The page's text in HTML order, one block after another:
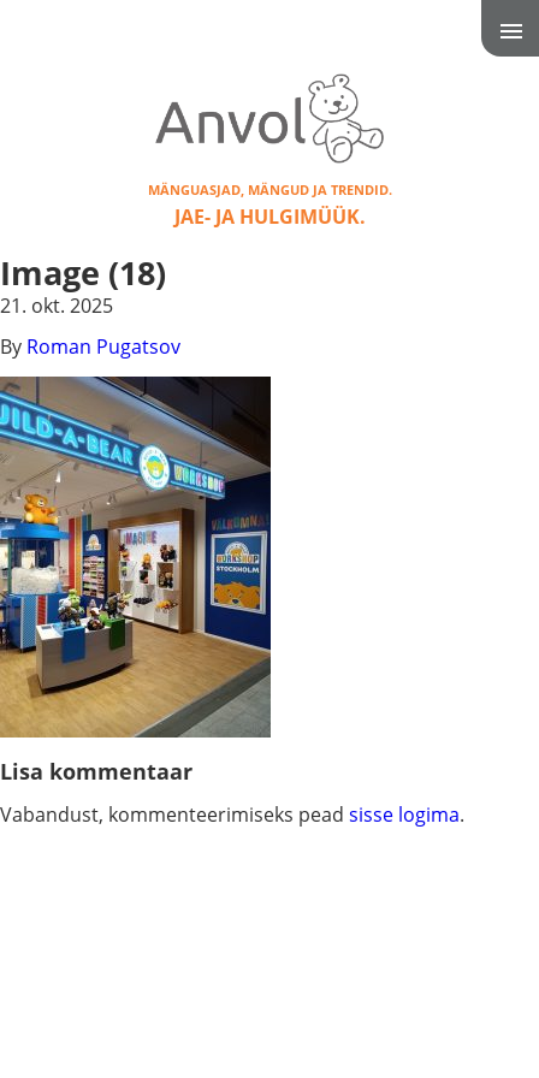
MÄNGUASJAD, MÄNGUD JA TRENDID.
JAE- JA HULGIMÜÜK.
Image (18)
21. okt. 2025
By Roman Pugatsov
Lisa kommentaar
Vabandust, kommenteerimiseks pead sisse logima.